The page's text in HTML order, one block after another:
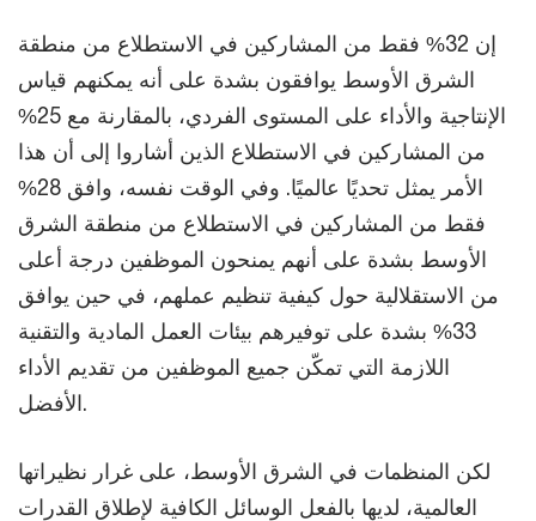
إن 32% فقط من المشاركين في الاستطلاع من منطقة
الشرق الأوسط يوافقون بشدة على أنه يمكنهم قياس
الإنتاجية والأداء على المستوى الفردي، بالمقارنة مع 25%
من المشاركين في الاستطلاع الذين أشاروا إلى أن هذا
الأمر يمثل تحديًا عالميًا. وفي الوقت نفسه، وافق 28%
فقط من المشاركين في الاستطلاع من منطقة الشرق
الأوسط بشدة على أنهم يمنحون الموظفين درجة أعلى
من الاستقلالية حول كيفية تنظيم عملهم، في حين يوافق
33% بشدة على توفيرهم بيئات العمل المادية والتقنية
اللازمة التي تمكّن جميع الموظفين من تقديم الأداء
الأفضل.
لكن المنظمات في الشرق الأوسط، على غرار نظيراتها
العالمية، لديها بالفعل الوسائل الكافية لإطلاق القدرات